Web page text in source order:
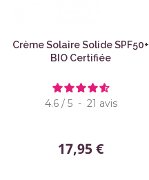
Crème Solaire Solide SPF50+
BIO Certifiée
4.6 / 5 - 21 avis
17,95 €